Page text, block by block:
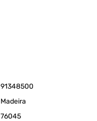
91348500
Madeira
76045